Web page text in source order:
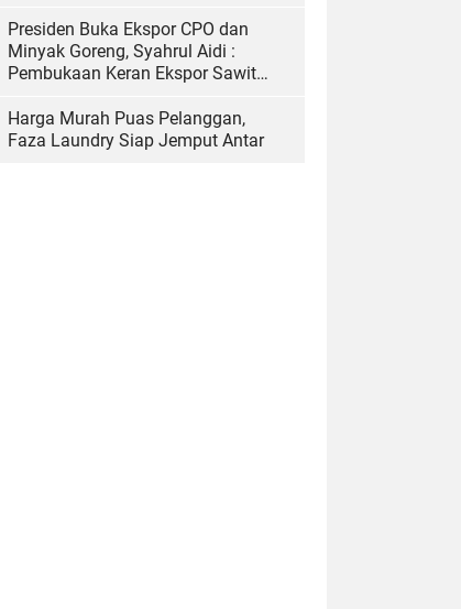
Presiden Buka Ekspor CPO dan
Minyak Goreng, Syahrul Aidi :
Pembukaan Keran Ekspor Sawit
Harga Murah Puas Pelanggan,
Faza Laundry Siap Jemput Antar